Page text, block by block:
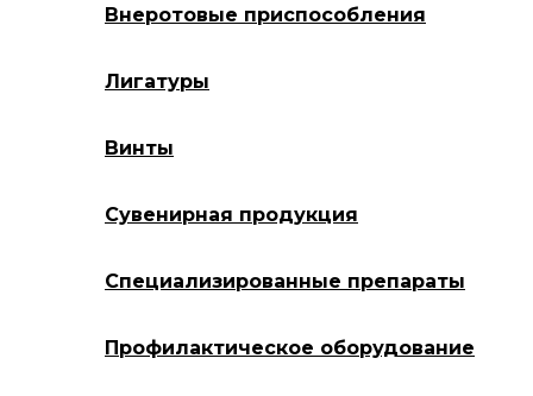
Внеротовые приспособления
Лигатуры
Винты
Сувенирная продукция
Специализированные препараты
Профилактическое оборудование